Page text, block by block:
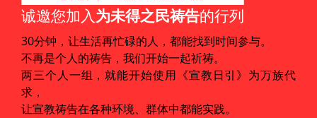
诚邀您加入为未得之民祷告的行列
30分钟，让生活再忙碌的人，都能找到时间参与。
不再是个人的祷告，我们开始一起祈祷。
两三个人一组，就能开始使用《宣教日引》为万族代
求，
让宣教祷告在各种环境、群体中都能实践。